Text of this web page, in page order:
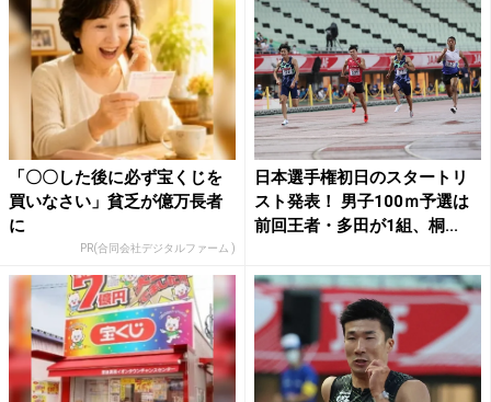
「〇〇した後に必ず宝くじを
買いなさい」貧乏が億万長者
に
PR(合同会社デジタルファーム )
日本選手権初日のスタートリ
スト発表！ 男子100ｍ予選は
前回王者・多田が1組、桐...